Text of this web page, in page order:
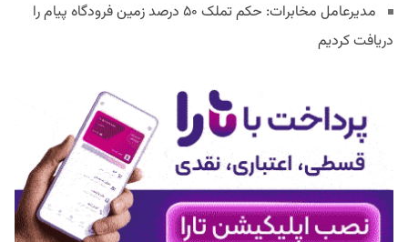
مدیرعامل مخابرات: حکم تملک ۵۰ درصد زمین فرودگاه پیام را
دریافت کردیم